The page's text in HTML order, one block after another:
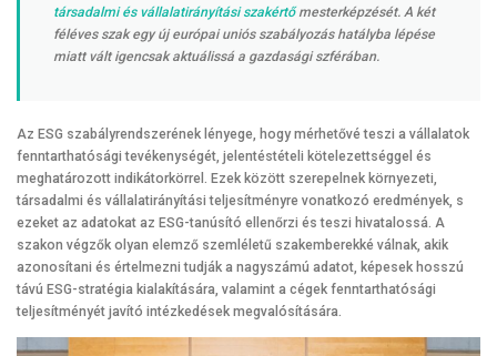
társadalmi és vállalatirányítási szakértőmesterképzését. A két
féléves szak egy új európai uniós szabályozás hatályba lépése
miatt vált igencsak aktuálissá a gazdasági szférában.
Az ESG szabályrendszerének lényege, hogy mérhetővé teszi a vállalatok
fenntarthatósági tevékenységét, jelentéstételi kötelezettséggel és
meghatározott indikátorkörrel. Ezek között szerepelnek környezeti,
társadalmi és vállalatirányítási teljesítményre vonatkozó eredmények, s
ezeket az adatokat az ESG-tanúsító ellenőrzi és teszi hivatalossá. A
szakon végzők olyan elemző szemléletű szakemberekké válnak, akik
azonosítani és értelmezni tudják a nagyszámú adatot, képesek hosszú
távú ESG-stratégia kialakítására, valamint a cégek fenntarthatósági
teljesítményét javító intézkedések megvalósítására.